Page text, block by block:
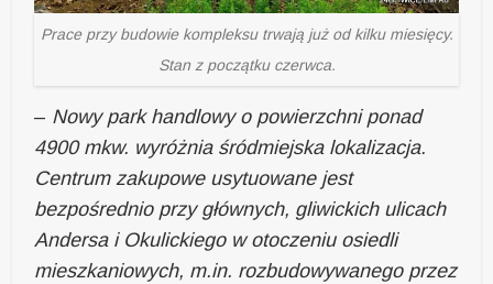
Prace przy budowie kompleksu trwają już od kilku miesięcy.
Stan z początku czerwca.
– Nowy park handlowy o powierzchni ponad
4900 mkw. wyróżnia śródmiejska lokalizacja.
Centrum zakupowe usytuowane jest
bezpośrednio przy głównych, gliwickich ulicach
Andersa i Okulickiego w otoczeniu osiedli
mieszkaniowych, m.in. rozbudowywanego przez